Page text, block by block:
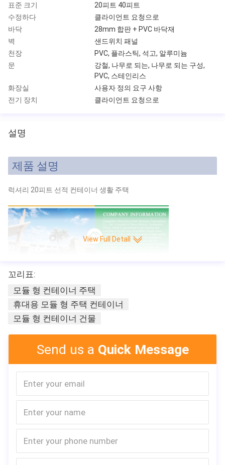
표준 크기
20피트 40피트
수정하다
클라이언트 요청으로
바닥
28mm 합판 + PVC 바닥재
벽
샌드위치 패널
천장
PVC, 플라스틱, 석고, 알루미늄
문
강철, 나무로 되는, 나무로 되는 구성,
PVC, 스테인리스
화장실
사용자 정의 요구 사항
전기 장치
클라이언트 요청으로
설명
제품 설명
럭셔리 20피트 선적 컨테이너 생활 주택
View Full Detall
꼬리표:
모듈 형 컨테이너 주택
휴대용 모듈 형 주택 컨테이너
모듈 형 컨테이너 건물
Send us a Quick Message